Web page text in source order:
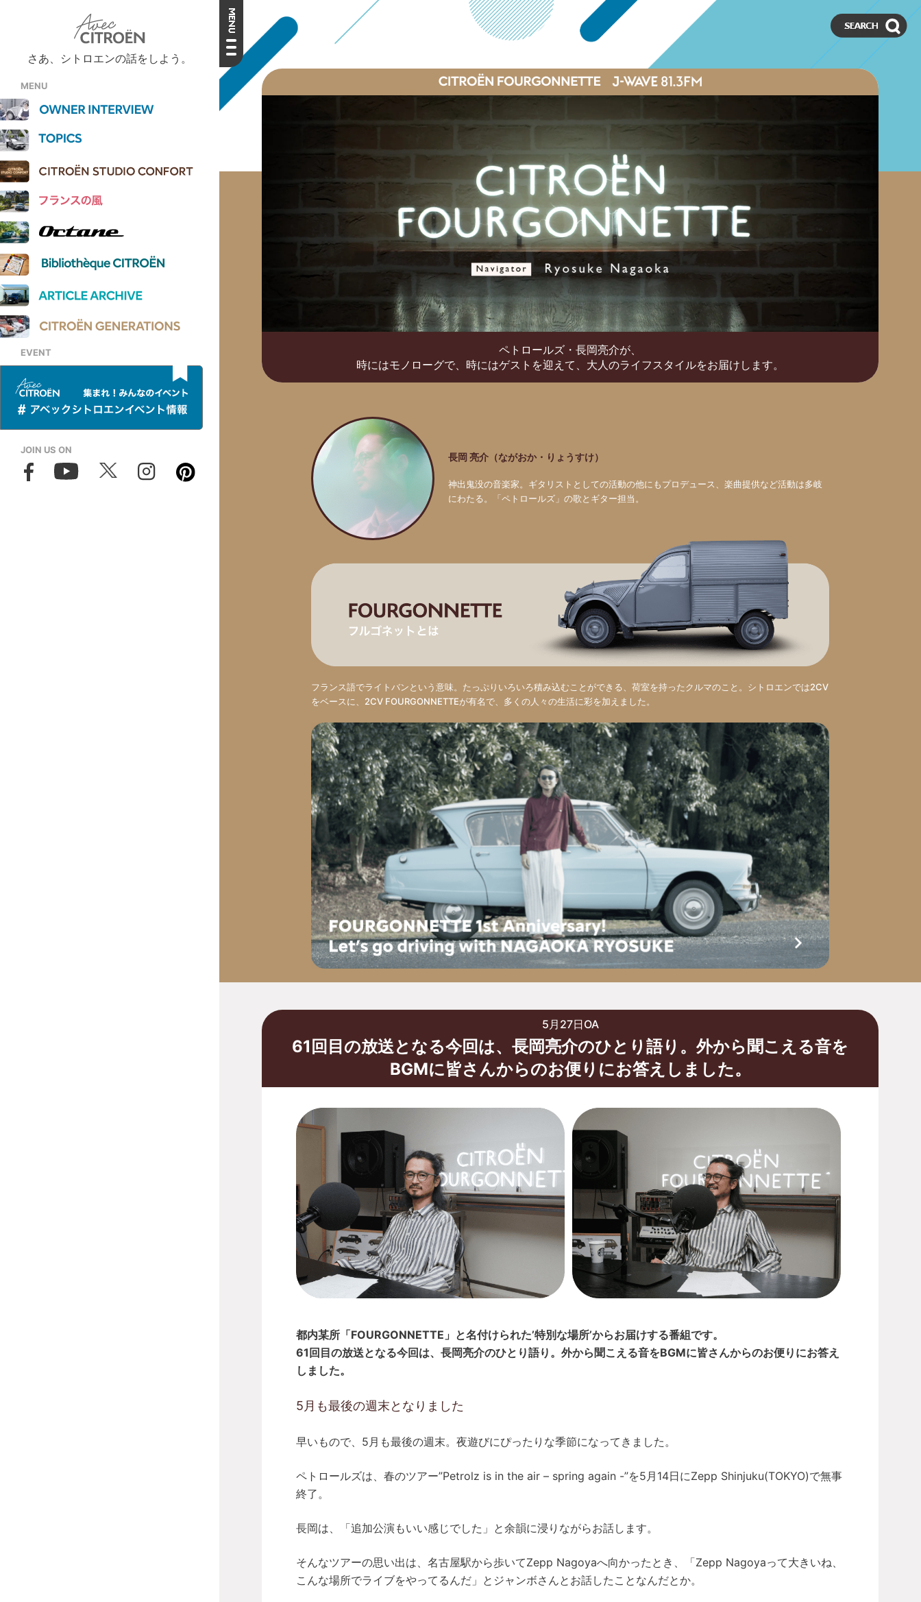
さあ、シトロエンの話をしよう。
MENU
EVENT
JOIN US ON
ペトロールズ・長岡亮介が、
時にはモノローグで、時にはゲストを迎えて、 大人のライフスタイルをお届けします。
長岡 亮介（ながおか・りょうすけ）
神出鬼没の音楽家。ギタリストとしての活動の他にもプロデュース、楽曲提供など活動は多岐
にわたる。「ペトロールズ」の歌とギター担当。
フランス語でライトバンという意味。たっぷりいろいろ積み込むことができる、荷室を持ったクルマのこと。シトロエンでは2CV
をベースに、2CV FOURGONNETTEが有名で、多くの人々の生活に彩を加えました。
5月27日OA
61回目の放送となる今回は、長岡亮介のひとり語り。外から聞こえる音を
BGMに皆さんからのお便りにお答えしました。
都内某所「FOURGONNETTE」と名付けられた’特別な場所’からお届けする番組です。
61回目の放送となる今回は、長岡亮介のひとり語り。外から聞こえる音をBGMに皆さんからのお便りにお答え
しました。
5月も最後の週末となりました
早いもので、5月も最後の週末。夜遊びにぴったりな季節になってきました。
ペトロールズは、春のツアー”Petrolz is in the air – spring again -”を5月14日にZepp Shinjuku(TOKYO)で無事
終了。
長岡は、「追加公演もいい感じでした」と余韻に浸りながらお話します。
そんなツアーの思い出は、名古屋駅から歩いてZepp Nagoyaへ向かったとき、「Zepp Nagoyaって大きいね、
こんな場所でライブをやってるんだ」とジャンボさんとお話したことなんだとか。